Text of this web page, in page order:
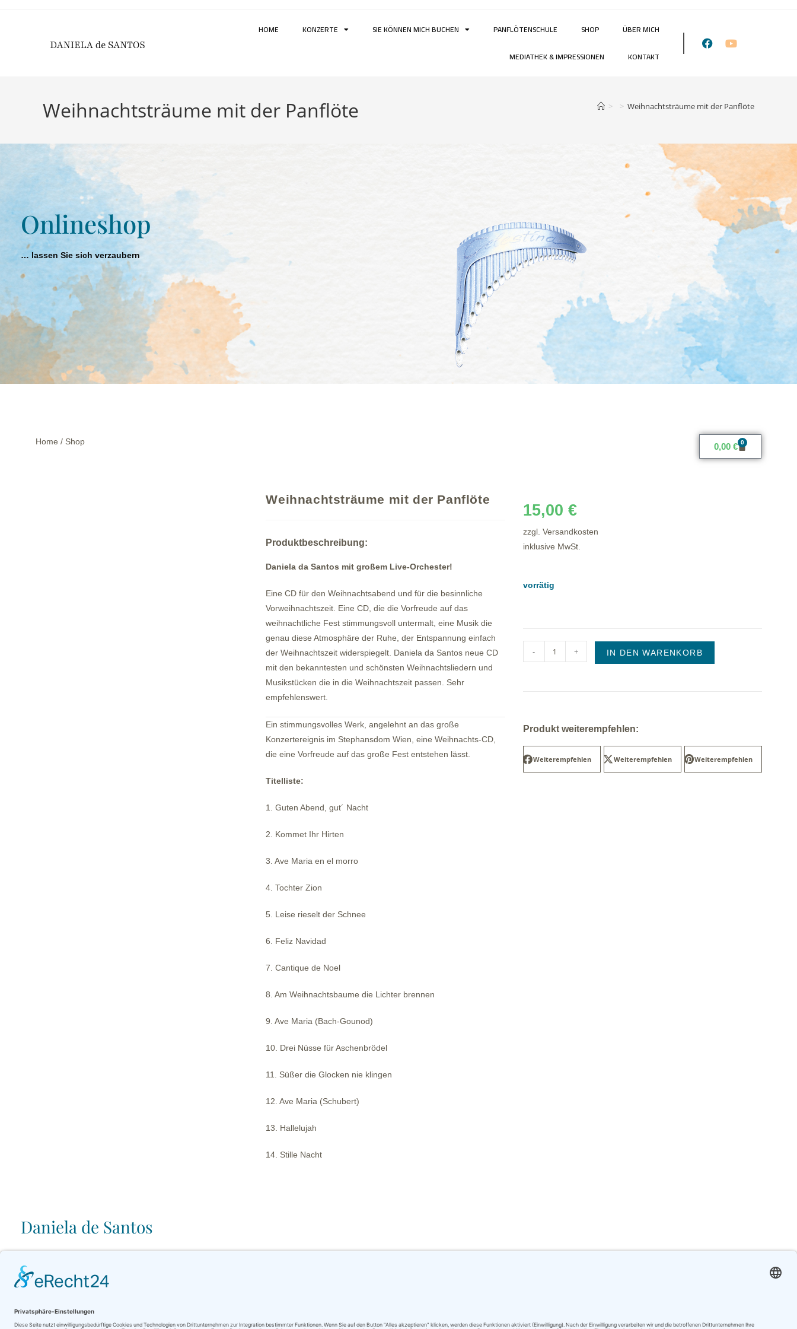
HOME KONZERTE SIE KÖNNEN MICH BUCHEN PANFLÖTENSCHULE SHOP
ÜBER MICH
MEDIATHEK & IMPRESSIONEN
KONTAKT
Weihnachtsträume mit der Panflöte > > Weihnachtsträume mit der Panflöte
Onlineshop
… lassen Sie sich verzaubern
Home / Shop 0,00 € 0
Weihnachtsträume mit der Panflöte
Produktbeschreibung:
Daniela da Santos mit großem Live-Orchester!
Eine CD für den Weihnachtsabend und für die besinnliche
Vorweihnachtszeit. Eine CD, die die Vorfreude auf das
weihnachtliche Fest stimmungsvoll untermalt, eine Musik die
genau diese Atmosphäre der Ruhe, der Entspannung einfach
der Weihnachtszeit widerspiegelt. Daniela da Santos neue CD
mit den bekanntesten und schönsten Weihnachtsliedern und
Musikstücken die in die Weihnachtszeit passen. Sehr
empfehlenswert.
Ein stimmungsvolles Werk, angelehnt an das große
Konzertereignis im Stephansdom Wien, eine Weihnachts-CD,
die eine Vorfreude auf das große Fest entstehen lässt.
Titelliste:
1. Guten Abend, gut´ Nacht
2. Kommet Ihr Hirten
3. Ave Maria en el morro
4. Tochter Zion
5. Leise rieselt der Schnee
6. Feliz Navidad
7. Cantique de Noel
8. Am Weihnachtsbaume die Lichter brennen
9. Ave Maria (Bach-Gounod)
10. Drei Nüsse für Aschenbrödel
11. Süßer die Glocken nie klingen
12. Ave Maria (Schubert)
13. Hallelujah
14. Stille Nacht
15,00 €
zzgl. Versandkosten
inklusive MwSt.
vorrätig
- + IN DEN WARENKORB
Produkt weiterempfehlen:
Weiterempfehlen Weiterempfehlen Weiterempfehlen
Daniela de Santos
erleben, ist nicht nur ein Genuss für die Ohren und Augen, nein – es ist eine Berührung am Herzen. Dieses Eins sein von Mensch und Musik, von Künstlerin und Instrument, von
Perfektion und Emotion bewegt und erreicht mich – den Zuhörer.